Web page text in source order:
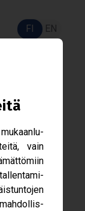
FI EN
-
vain